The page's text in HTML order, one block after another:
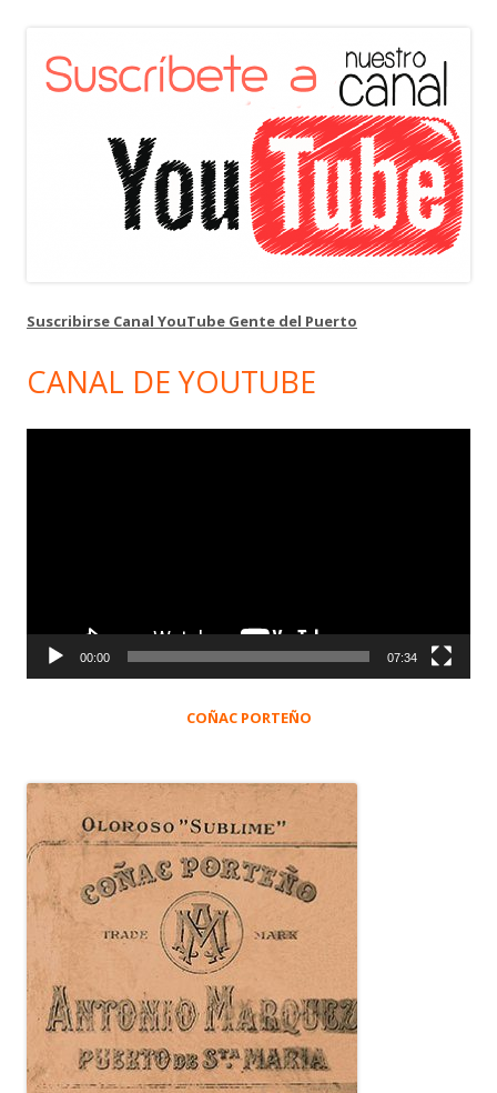
Suscribirse Canal YouTube Gente del Puerto
CANAL DE YOUTUBE
00:00 07:34
COÑAC PORTEÑO